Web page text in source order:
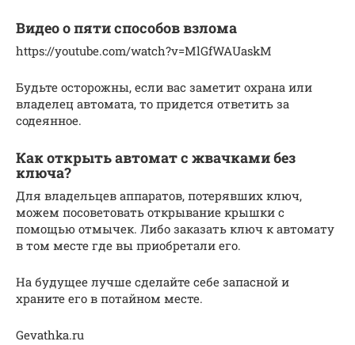
Видео о пяти способов взлома
https://youtube.com/watch?v=MlGfWAUaskM
Будьте осторожны, если вас заметит охрана или
владелец автомата, то придется ответить за
содеянное.
Как открыть автомат с жвачками без
ключа?
Для владельцев аппаратов, потерявших ключ,
можем посоветовать открывание крышки с
помощью отмычек. Либо заказать ключ к автомату
в том месте где вы приобретали его.
На будущее лучше сделайте себе запасной и
храните его в потайном месте.
Gevathka.ru